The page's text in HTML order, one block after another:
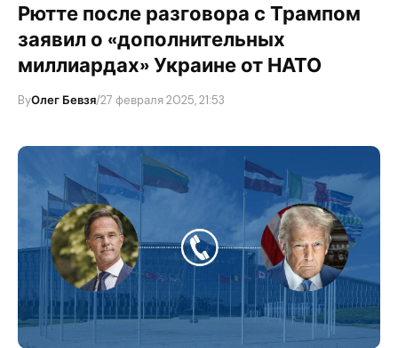
Рютте после разговора с Трампом
заявил о «дополнительных
миллиардах» Украине от НАТО
ByОлег Бевзя/27 февраля 2025, 21:53